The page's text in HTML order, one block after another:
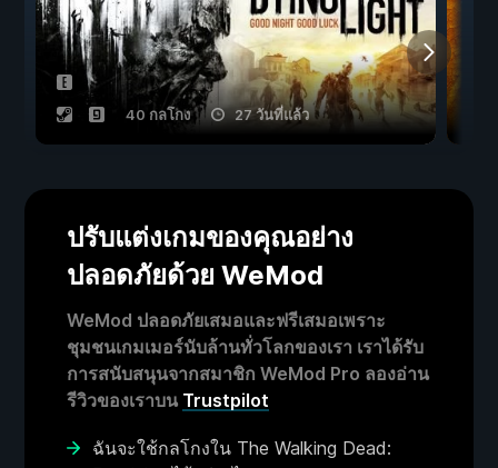
40 กลโกง 27 วันที่แล้ว
ปรับแต่งเกมของคุณอย่าง
ปลอดภัยด้วย WeMod
WeMod ปลอดภัยเสมอและฟรีเสมอเพราะ
ชุมชนเกมเมอร์นับล้านทั่วโลกของเรา เราได้รับ
การสนับสนุนจากสมาชิก WeMod Pro ลองอ่าน
รีวิวของเราบน Trustpilot
ฉันจะใช้กลโกงใน The Walking Dead: